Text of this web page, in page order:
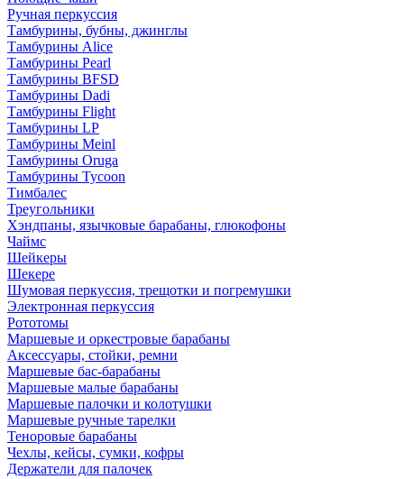
Ручная перкуссия
Тамбурины, бубны, джинглы
Тамбурины Alice
Тамбурины Pearl
Тамбурины BFSD
Тамбурины Dadi
Тамбурины Flight
Тамбурины LP
Тамбурины Meinl
Тамбурины Oruga
Тамбурины Tycoon
Тимбалес
Треугольники
Хэндпаны, язычковые барабаны, глюкофоны
Чаймс
Шейкеры
Шекере
Шумовая перкуссия, трещотки и погремушки
Электронная перкуссия
Рототомы
Маршевые и оркестровые барабаны
Аксессуары, стойки, ремни
Маршевые бас-барабаны
Маршевые малые барабаны
Маршевые палочки и колотушки
Маршевые ручные тарелки
Теноровые барабаны
Чехлы, кейсы, сумки, кофры
Держатели для палочек